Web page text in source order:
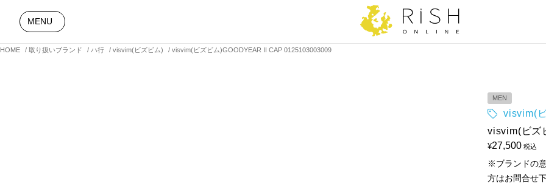
HOME 取り扱いブランド ハ行 visvim(ビズビム) visvim(ビズビム)GOODYEAR II CAP 0125103003009
MENU
MEN
visvim(
visvim(ビズ
¥27,500 税込
※ブランドの
方はお問合せ